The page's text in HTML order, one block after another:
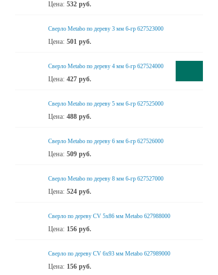
Цена: 532 руб.
Сверло Metabo по дереву 3 мм 6-гр 627523000
Цена: 501 руб.
Сверло Metabo по дереву 4 мм 6-гр 627524000
Цена: 427 руб.
Сверло Metabo по дереву 5 мм 6-гр 627525000
Цена: 488 руб.
Сверло Metabo по дереву 6 мм 6-гр 627526000
Цена: 509 руб.
Сверло Metabo по дереву 8 мм 6-гр 627527000
Цена: 524 руб.
Сверло по дереву CV 5х86 мм Metabo 627988000
Цена: 156 руб.
Сверло по дереву CV 6x93 мм Metabo 627989000
Цена: 156 руб.